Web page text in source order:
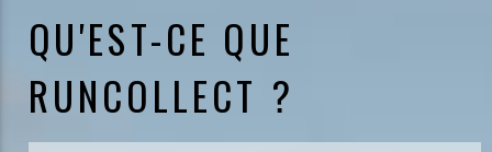
QU'EST-CE QUE
RUNCOLLECT ?